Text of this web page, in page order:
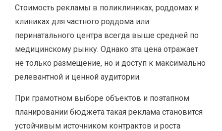
Стоимость рекламы в поликлиниках, роддомах и
клиниках для частного роддома или
перинатального центра всегда выше средней по
медицинскому рынку. Однако эта цена отражает
не только размещение, но и доступ к максимально
релевантной и ценной аудитории.
При грамотном выборе объектов и поэтапном
планировании бюджета такая реклама становится
устойчивым источником контрактов и роста